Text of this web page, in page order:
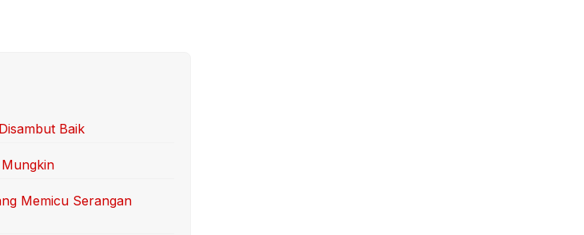
Baik
Mungkin
Memicu Serangan